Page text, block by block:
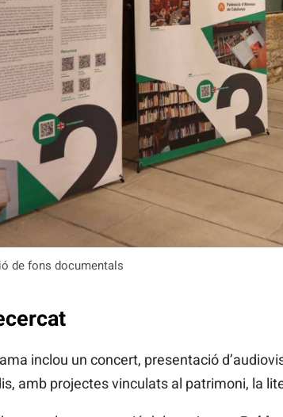
de fons documentals
inclou un concert, presentació
amb projectes vinculats al patrimoni, la